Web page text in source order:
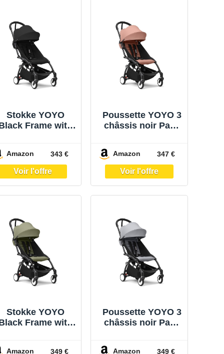
Stokke YOYO
Frame with
Amazon 343 €
Poussette YOYO 3
châssis noir Pack
Amazon 347 €
Stokke YOYO
Frame with
Amazon 349 €
Poussette YOYO 3
châssis noir Pack
Amazon 349 €